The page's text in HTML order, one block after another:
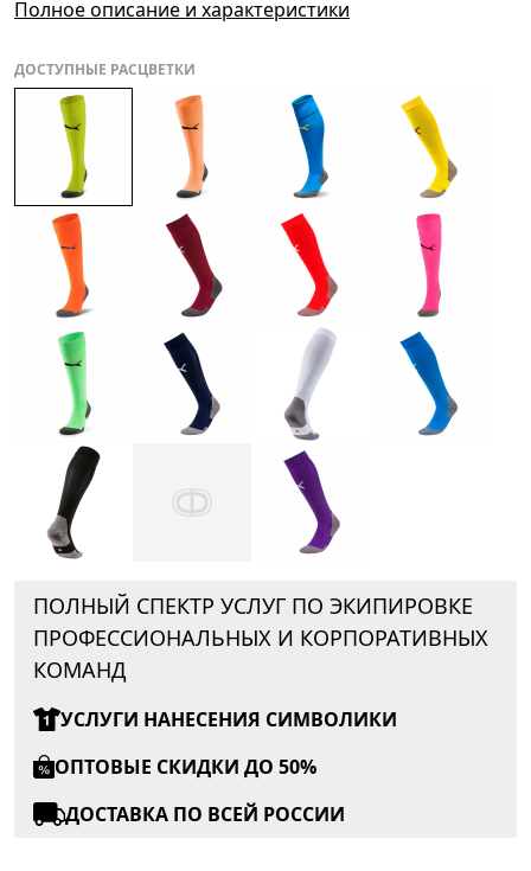
Полное описание и характеристики
ДОСТУПНЫЕ РАСЦВЕТКИ
ПОЛНЫЙ СПЕКТР УСЛУГ ПО ЭКИПИРОВКЕ
ПРОФЕССИОНАЛЬНЫХ И КОРПОРАТИВНЫХ
КОМАНД
УСЛУГИ НАНЕСЕНИЯ СИМВОЛИКИ
ОПТОВЫЕ СКИДКИ ДО 50%
ДОСТАВКА ПО ВСЕЙ РОССИИ